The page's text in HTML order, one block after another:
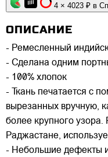
ОПИСАНИЕ
- Ремесленный
- Сделана одним
- 100% хлопок
- Ткань печатается с
вырезанных вручную,
более крупного узора.
Раджастане,
- Небольшие дефекты